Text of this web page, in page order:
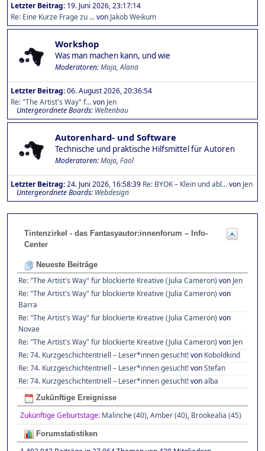
Letzter Beitrag: 19. Juni 2026, 23:17:14
Re: Eine Kurze Frage zu ...von Jakob Weikum
Workshop
Was man machen kann, und wie
Moderatoren:Maja,Alana
Letzter Beitrag:06. August 2026, 20:36:54
Re: "The Artist's Way" f...von Jen
Untergeordnete Boards Weltenbau
Autorenhard- und Software
Technische und praktische Hilfsmittel für Autoren
Moderatoren:Maja, Faol
Letzter Beitrag:24. Juni 2026, 16:58:39 Re: BYOK – Klein und abl...von Jen
Untergeordnete Boards Webdesign
Tintenzirkel - das Fantasyautor:innenforum – Info-
Center
Neueste Beiträge
Re: "The Artist's Way" für blockierte Kreative (Julia Cameron) von Jen
Re: "The Artist's Way" für blockierte Kreative (Julia Cameron) von
Barra
Re: "The Artist's Way" für blockierte Kreative (Julia Cameron) von
Novae
Re: "The Artist's Way" für blockierte Kreative (Julia Cameron) von Jen
Re: 74. Kurzgeschichtentriell – Leser*innen gesucht!von Koboldkind
Re: 74. Kurzgeschichtentriell – Leser*innen gesucht!vonStefan
Re: 74. Kurzgeschichtentriell – Leser*innen gesucht!vonalba
Zukünftige Ereignisse
Zukünftige Geburtstage: Malinche (40),Amber (40), Brookealia (45)
Forumstatistiken